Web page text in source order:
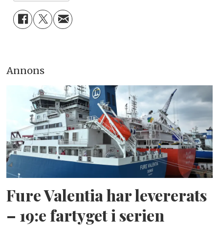
Annons
Fure Valentia har levererats
– 19:e fartyget i serien